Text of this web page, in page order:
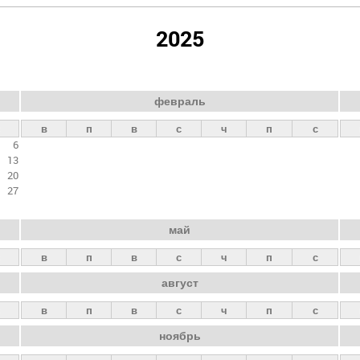
2025
6
13
20
27
февраль
в п в с ч п с
май
в п в с ч п с
август
в п в с ч п с
ноябрь